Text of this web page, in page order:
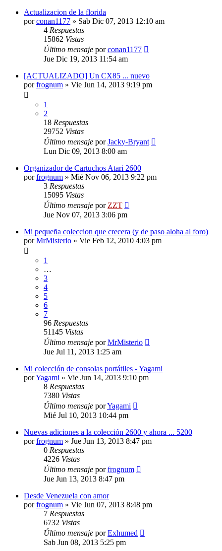
Actualizacion de la florida
porconan1177 » Sab Dic 07, 2013 12:10 am
4 Respuestas
15862 Vistas
Último mensaje porconan1177
Jue Dic 19, 2013 11:54 am
[ACTUALIZADO] Un CX85 ... nuevo
porfrognum » Vie Jun 14, 2013 9:19 pm
1
2
18 Respuestas
29752 Vistas
Último mensaje porJacky-Bryant
Lun Dic 09, 2013 8:00 am
Organizador de Cartuchos Atari 2600
porfrognum » Mié Nov 06, 2013 9:22 pm
3 Respuestas
15095 Vistas
Último mensaje por ZZT
Jue Nov 07, 2013 3:06 pm
Mi pequeña coleccion que crecera (y de paso aloha al foro)
porMrMisterio » Vie Feb 12, 2010 4:03 pm
1
…
3
4
5
6
7
96 Respuestas
51145 Vistas
Último mensaje porMrMisterio
Jue Jul 11, 2013 1:25 am
Mi colección de consolas portátiles - Yagami
porYagami » Vie Jun 14, 2013 9:10 pm
8 Respuestas
7380 Vistas
Último mensaje porYagami
Mié Jul 10, 2013 10:44 pm
Nuevas adiciones a la colección 2600 y ahora ... 5200
porfrognum » Jue Jun 13, 2013 8:47 pm
0 Respuestas
4226 Vistas
Último mensaje porfrognum
Jue Jun 13, 2013 8:47 pm
Desde Venezuela con amor
porfrognum » Vie Jun 07, 2013 8:48 pm
7 Respuestas
6732 Vistas
Último mensaje porExhumed
Sab Jun 08, 2013 5:25 pm